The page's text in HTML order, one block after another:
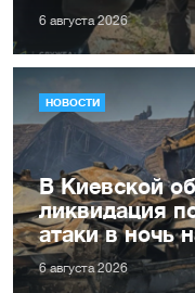
6 августа 2026
НОВОСТИ
В Киевской
ликвидация
атаки в ночь
6 августа 2026